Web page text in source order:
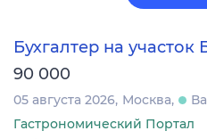
Бухгалтер на участок
90 000
05 августа 2026 Москва
Гастрономический Портал